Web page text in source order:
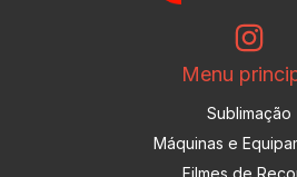
Menu
Sublimação
Máquinas e